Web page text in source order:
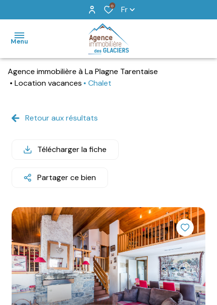
0 Fr
Menu
accueil
de
vente
détaillée
agence
alerte
email
estimation
contact
Agence immobilière à La Plagne Tarentaise
Location vacances
Chalet
Retour aux résultats
Télécharger la fiche
Partager ce bien